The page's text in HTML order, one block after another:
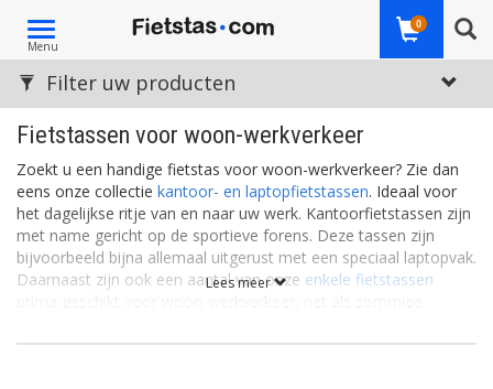
Toggle
navigation
Menu
0
Fietstassen voor woon-werkverkeer
Zoekt u een handige fietstas voor woon-werkverkeer? Zie dan
eens onze collectie kantoor- en laptopfietstassen. Ideaal voor
het dagelijkse ritje van en naar uw werk. Kantoorfietstassen zijn
met name gericht op de sportieve forens. Deze tassen zijn
bijvoorbeeld bijna allemaal uitgerust met een speciaal laptopvak.
Daarnaast zijn ook een aantal van onze enkele fietstassen
Lees meer
Filter uw producten